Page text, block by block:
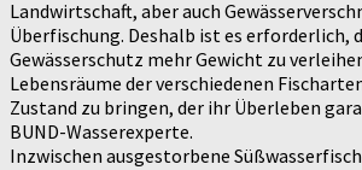
Landwirtschaft, aber auch
Überfischung. Deshalb ist es erforderlich,
Gewässerschutz mehr Gewicht zu
Lebensräume der verschiedenen
Zustand zu bringen, der ihr Überleben
BUND-Wasserexperte.
Inzwischen ausgestorbene